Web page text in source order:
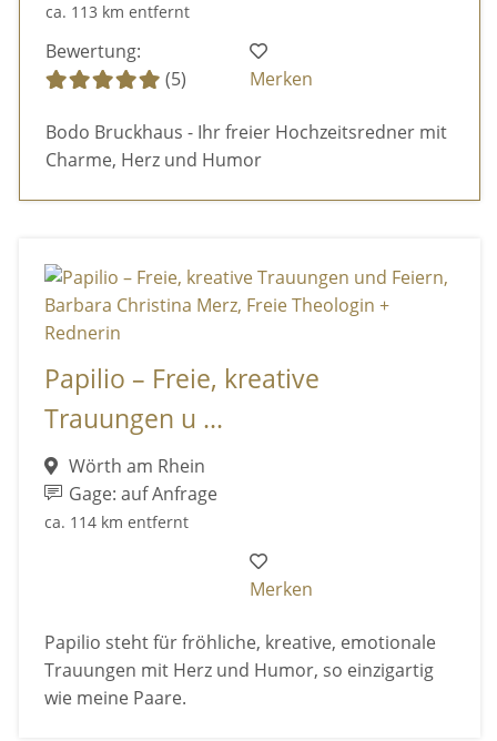
ca. 113 km entfernt
Bewertung:
(5)
Merken
Bodo Bruckhaus - Ihr freier Hochzeitsredner mit
Charme, Herz und Humor
Papilio – Freie, kreative
Trauungen u ...
Wörth am Rhein
Gage: auf Anfrage
ca. 114 km entfernt
Merken
Papilio steht für fröhliche, kreative, emotionale
Trauungen mit Herz und Humor, so einzigartig
wie meine Paare.